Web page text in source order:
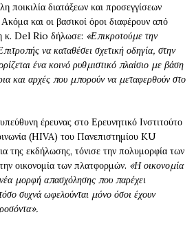
ποικιλία διατάξεων και προσεγγίσεων
και οι βασικοί όροι διαφέρουν από
κ. Del Rio δήλωσε: «Επικροτούμε την
να καταθέσει σχετική οδηγία, στην
ένα κοινό ρυθμιστικό πλαίσιο με βάση
και αρχές που μπορούν να μεταφερθούν στο
υπεύθυνη έρευνας στο Ερευνητικό Ινστιτούτο
(HIVA) του Πανεπιστημίου KU
της εκδήλωσης, τόνισε την πολυμορφία των
οικονομία των πλατφορμών. «Η οικονομία
μορφή απασχόλησης που παρέχει
συχνά ωφελούνται μόνο όσοι έχουν